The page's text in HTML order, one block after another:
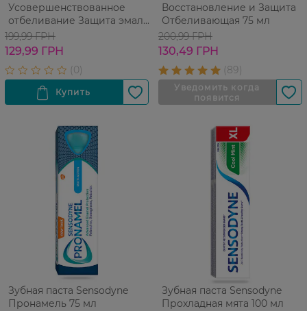
Усовершенствованное
отбеливание Защита эмали
75 мл
199,99 ГРН
129,99 ГРН
Восстановление и Защита
Отбеливающая 75 мл
200,99 ГРН
130,49 ГРН
Зубная паста Sensodyne
Пронамель 75 мл
Зубная паста Sensodyne
Прохладная мята 100 мл